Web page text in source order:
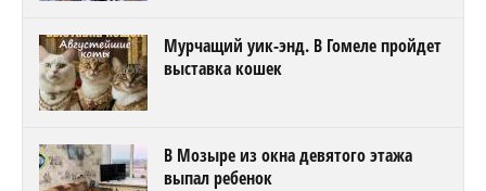
Мурчащий уик-энд. В Гомеле пройдет
выставка кошек
В Мозыре из окна девятого этажа
выпал ребенок